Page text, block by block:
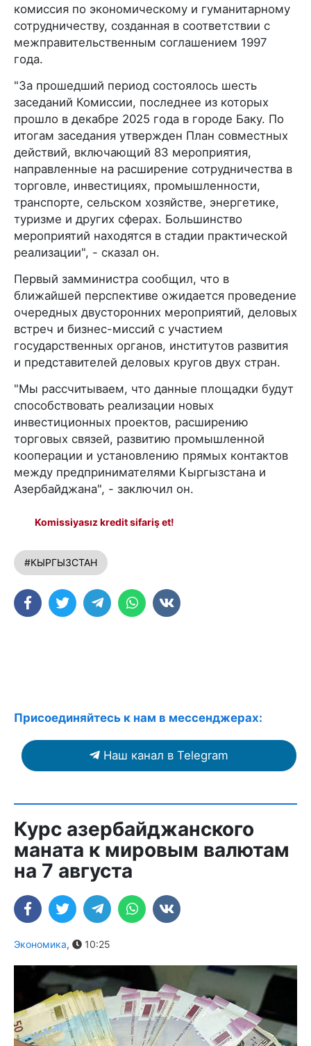
комиссия по экономическому и гуманитарному
сотрудничеству, созданная в соответствии с
межправительственным соглашением 1997
года.
"За прошедший период состоялось шесть
заседаний Комиссии, последнее из которых
прошло в декабре 2025 года в городе Баку. По
итогам заседания утвержден План совместных
действий, включающий 83 мероприятия,
направленные на расширение сотрудничества в
торговле, инвестициях, промышленности,
транспорте, сельском хозяйстве, энергетике,
туризме и других сферах. Большинство
мероприятий находятся в стадии практической
реализации", - сказал он.
Первый замминистра сообщил, что в
ближайшей перспективе ожидается проведение
очередных двусторонних мероприятий, деловых
встреч и бизнес-миссий с участием
государственных органов, институтов развития
и представителей деловых кругов двух стран.
"Мы рассчитываем, что данные площадки будут
способствовать реализации новых
инвестиционных проектов, расширению
торговых связей, развитию промышленной
кооперации и установлению прямых контактов
между предпринимателями Кыргызстана и
Азербайджана", - заключил он.
Komissiyasız kredit sifariş et!
#КЫРГЫЗСТАН
Присоединяйтесь к нам в мессенджерах:
Наш канал в Telegram
Курс азербайджанского
маната к мировым валютам
на 7 августа
Экономика, 10:25